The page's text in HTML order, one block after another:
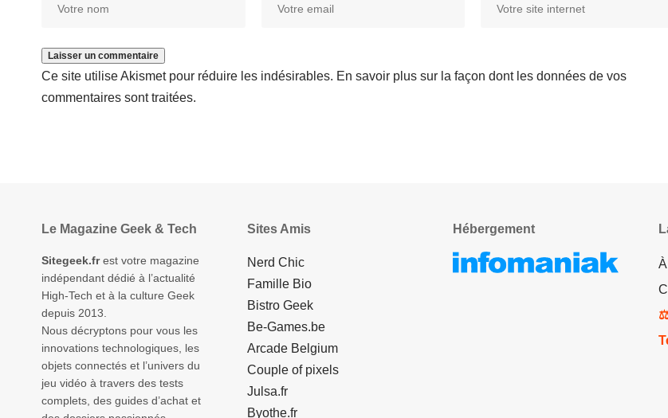
Ce site utilise Akismet pour réduire les indésirables. En savoir plus sur la façon dont les données de vos
commentaires sont traitées.
Le Magazine Geek & Tech
Sitegeek.frest votre magazine
indépendant dédié à l’actualité
High-Tech et à la culture Geek
depuis 2013.
Nous décryptons pour vous les
innovations technologiques, les
objets connectés et l’univers du
jeu vidéo à travers des tests
complets, des guides d’achat et
Sites Amis
Nerd Chic
Famille Bio
Bistro Geek
Be-Games.be
Arcade Belgium
Couple of pixels
Julsa.fr
Byothe.fr
Hébergement